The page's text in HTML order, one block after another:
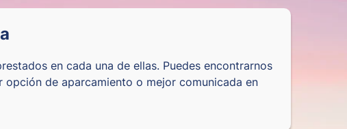
en cada una de ellas. Puedes encontrarnos
de aparcamiento o mejor comunicada en